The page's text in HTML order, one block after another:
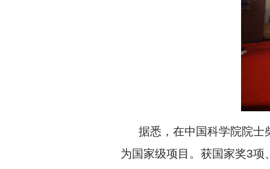
据悉，在中国科学院院士
为国家级项目。获国家奖3